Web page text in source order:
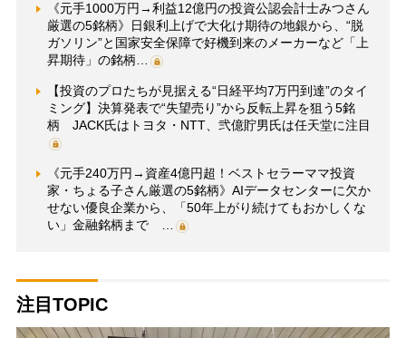
《元手1000万円→利益12億円の投資公認会計士みつさん
厳選の5銘柄》日銀利上げで大化け期待の地銀から、“脱
ガソリン”と国家安全保障で好機到来のメーカーなど「上
昇期待」の銘柄…
【投資のプロたちが見据える“日経平均7万円到達”のタイ
ミング】決算発表で“失望売り”から反転上昇を狙う5銘
柄 JACK氏はトヨタ・NTT、弐億貯男氏は任天堂に注目
《元手240万円→資産4億円超！ベストセラーママ投資
家・ちょる子さん厳選の5銘柄》AIデータセンターに欠か
せない優良企業から、「50年上がり続けてもおかしくな
い」金融銘柄まで …
注目TOPIC